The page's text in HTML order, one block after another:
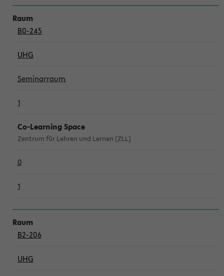
B0-245
UHG
Seminarraum
1
Co-Learning Space
Zentrum für Lehren und Lernen (ZLL)
0
1
B2-206
UHG